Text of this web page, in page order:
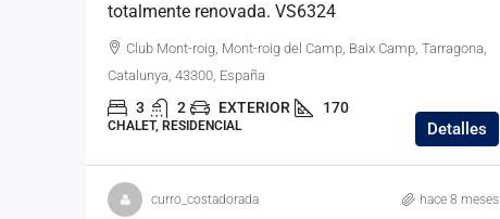
totalmente renovada. VS6324
Club Mont-roig, Mont-roig del Camp, Baix Camp, Tarragona,
Catalunya, 43300, España
3 2 EXTERIOR 170
CHALET, RESIDENCIAL Detalles
curro_costadorada hace 8 meses